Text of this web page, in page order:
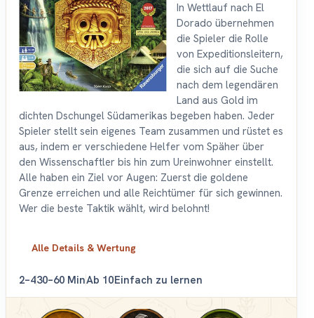
In Wettlauf nach El
Dorado übernehmen
die Spieler die Rolle
von Expeditionsleitern,
die sich auf die Suche
nach dem legendären
Land aus Gold im
dichten Dschungel Südamerikas begeben haben. Jeder
Spieler stellt sein eigenes Team zusammen und rüstet es
aus, indem er verschiedene Helfer vom Späher über
den Wissenschaftler bis hin zum Ureinwohner einstellt.
Alle haben ein Ziel vor Augen: Zuerst die goldene
Grenze erreichen und alle Reichtümer für sich gewinnen.
Wer die beste Taktik wählt, wird belohnt!
Alle Details & Wertung
2–430–60 MinAb 10Einfach zu lernen